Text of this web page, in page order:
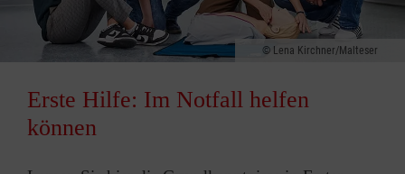
Lena Kirchner/Malteser
Erste Hilfe: Im Notfall helfen
können